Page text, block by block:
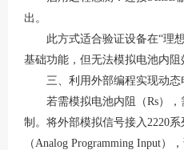
出。
此方式适合验证设备在“理
基础功能，但无法模拟电池内阻
三、利用外部编程实现动态
若需模拟电池内阻（Rs）
制。将外部模拟信号接入2220
（Analog Programming Input）